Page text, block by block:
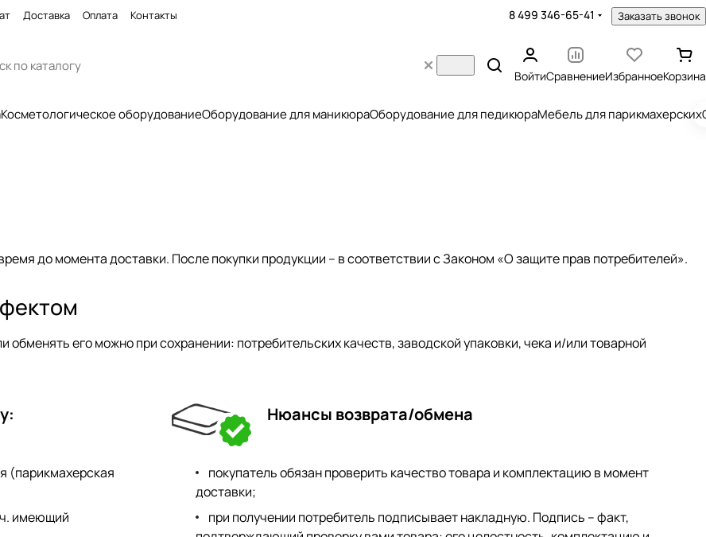
Доставка Оплата Контакты 8 499 346-65-41 Заказать звонок
ВойтиСравнениеИзбранноеКорзина
Косметологическое оборудованиеОборудование для маникюраОборудование для педикюраМебель для парикмахерских
до момента доставки. После покупки продукции – в соответствии с Законом «О защите прав потребителей».
его можно при сохранении: потребительских качеств, заводской упаковки, чека и/или товарной
(парикмахерская
имеющий
Нюансы возврата/обмена
покупатель обязан проверить качество товара и комплектацию в момент
доставки;
при получении потребитель подписывает накладную. Подпись – факт,